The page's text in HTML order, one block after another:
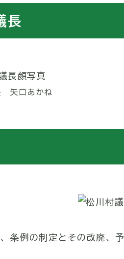
長
矢口あかね
条例の制定とその改廃、